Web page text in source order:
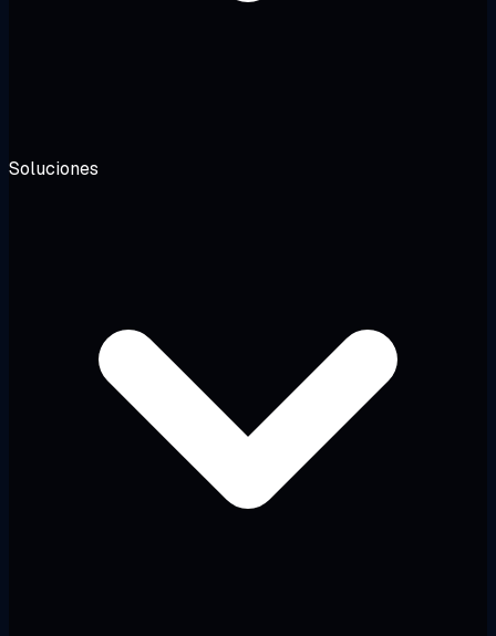
Soluciones